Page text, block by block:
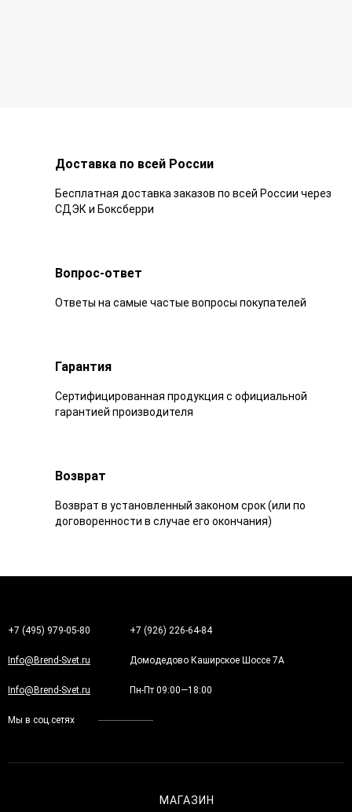
Доставка по всей России
Бесплатная доставка заказов по всей России через
СДЭК и Боксберри
Вопрос-ответ
Ответы на самые частые вопросы покупателей
Гарантия
Сертифицированная продукция с официальной
гарантией производителя
Возврат
Возврат в установленный законом срок (или по
договоренности в случае его окончания)
+7 (495) 979-05-80 +7 (926) 226-64-84
Info@Brend-Svet.ru Домодедово Каширское Шоссе 7А
Info@Brend-Svet.ru Пн-Пт 09:00—18:00
Мы в соц.сетях
МАГАЗИН